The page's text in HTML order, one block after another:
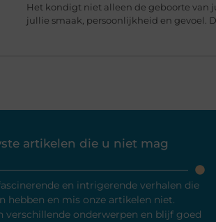
Het kondigt niet alleen de geboorte van
jullie smaak, persoonlijkheid en gevoel.
artikelen die u niet mag
en intrigerende verhalen die
hebben en mis onze artikelen niet.
verschillende onderwerpen en blijf goed